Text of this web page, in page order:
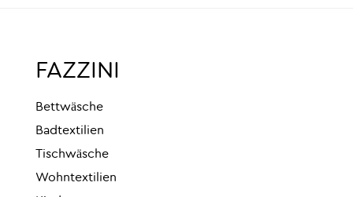
FAZZINI
Bettwäsche
Badtextilien
Tischwäsche
Wohntextilien